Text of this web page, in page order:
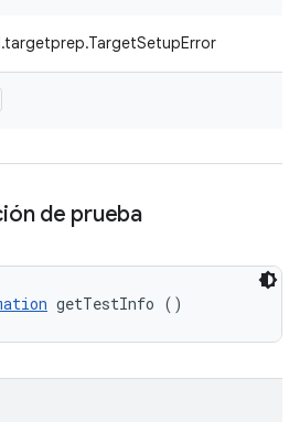
de prueba
getTestInfo ()